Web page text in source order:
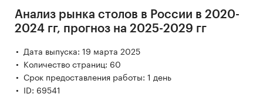
Анализ рынка столов в России в 2020-
2024 гг, прогноз на 2025-2029 гг
Дата выпуска: 19 марта 2025
Количество страниц: 60
Срок предоставления работы: 1 день
ID: 69541